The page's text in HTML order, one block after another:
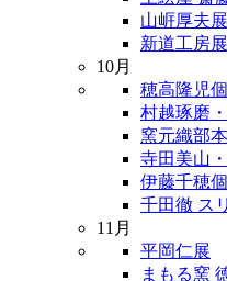
山㟁厚夫
新道工房展
10月
穂高隆児
村越琢磨
窯元織部
寺田美山
伊藤千穂個
千田徹 ス
11月
平岡仁展
まもる窯